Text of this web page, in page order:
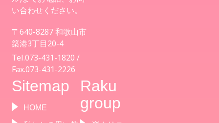
い合わせください。
〒640-8287 和歌山市
築港3丁目20-4
Tel.073-431-1820 /
Fax.073-431-2226
Sitemap
HOME
Raku
group